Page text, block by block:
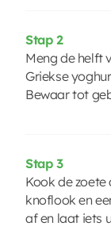
Stap 2
Meng de helft
Griekse
Bewaar tot
Stap 3
Kook de
knoflook en
af en laat iets